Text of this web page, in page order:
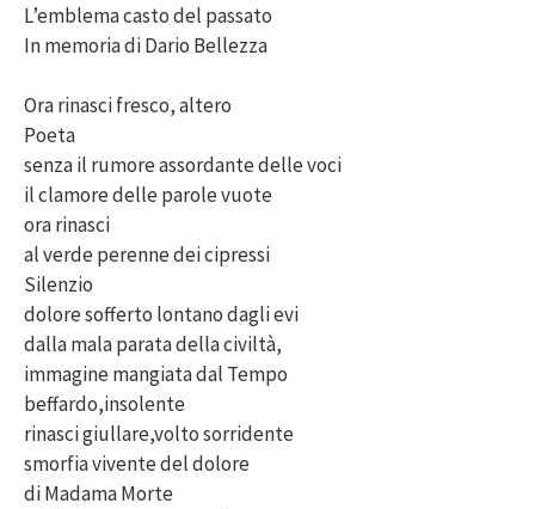
L’emblema casto del passato
In memoria di Dario Bellezza
Ora rinasci fresco, altero
Poeta
senza il rumore assordante delle voci
il clamore delle parole vuote
ora rinasci
al verde perenne dei cipressi
Silenzio
dolore sofferto lontano dagli evi
dalla mala parata della civiltà,
immagine mangiata dal Tempo
beffardo,insolente
rinasci giullare,volto sorridente
smorfia vivente del dolore
di Madama Morte